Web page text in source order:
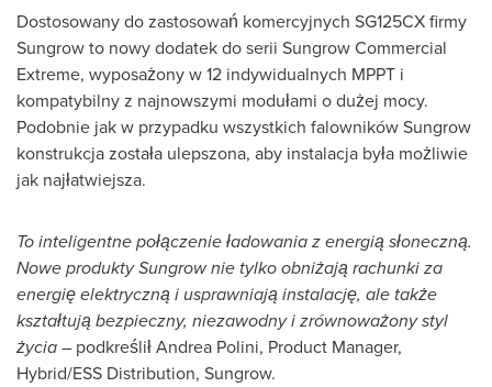
Dostosowany do zastosowań komercyjnych SG125CX firmy
Sungrow to nowy dodatek do serii Sungrow Commercial
Extreme, wyposażony w 12 indywidualnych MPPT i
kompatybilny z najnowszymi modułami o dużej mocy.
Podobnie jak w przypadku wszystkich falowników Sungrow
konstrukcja została ulepszona, aby instalacja była możliwie
jak najłatwiejsza.
To inteligentne połączenie ładowania z energią słoneczną.
Nowe produkty Sungrow nie tylko obniżają rachunki za
energię elektryczną i usprawniają instalację, ale także
kształtują bezpieczny, niezawodny i zrównoważony styl
życia– podkreśliłAndrea Polini, Product Manager,
Hybrid/ESS Distribution, Sungrow.